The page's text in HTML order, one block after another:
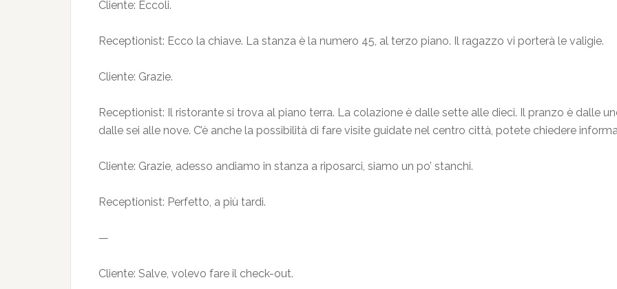
Cliente: Eccoli.
Receptionist: Ecco la chiave. La stanza è la numero 45, al terzo piano. Il ragazzo vi porterà le valigie.
Cliente: Grazie.
Receptionist: Il ristorante si trova al piano terra. La colazione è dalle sette alle dieci. Il pranzo è dalle
dalle sei alle nove. C’è anche la possibilità di fare visite guidate nel centro città, potete chiedere
Cliente: Grazie, adesso andiamo in stanza a riposarci, siamo un po’ stanchi.
Receptionist: Perfetto, a più tardi.
—
Cliente: Salve, volevo fare il check-out.